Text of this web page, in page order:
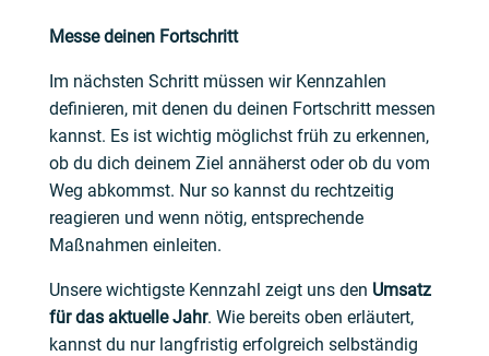
Messe deinen Fortschritt
Im nächsten Schritt müssen wir Kennzahlen
definieren, mit denen du deinen Fortschritt messen
kannst. Es ist wichtig möglichst früh zu erkennen,
ob du dich deinem Ziel annäherst oder ob du vom
Weg abkommst. Nur so kannst du rechtzeitig
reagieren und wenn nötig, entsprechende
Maßnahmen einleiten.
Unsere wichtigste Kennzahl zeigt uns den Umsatz
für das aktuelle Jahr. Wie bereits oben erläutert,
kannst du nur langfristig erfolgreich selbständig